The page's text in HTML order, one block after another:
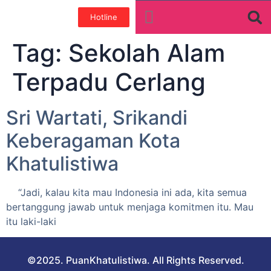
Hotline
Tag: Sekolah Alam
Terpadu Cerlang
Sri Wartati, Srikandi
Keberagaman Kota
Khatulistiwa
“Jadi, kalau kita mau Indonesia ini ada, kita semua
bertanggung jawab untuk menjaga komitmen itu. Mau
itu laki-laki
©2025. PuanKhatulistiwa. All Rights Reserved.